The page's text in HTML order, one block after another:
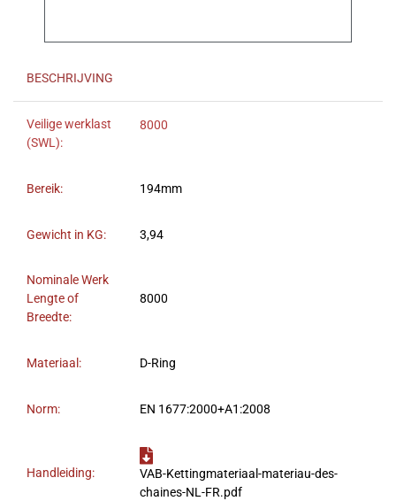
BESCHRIJVING
Veilige werklast
(SWL):
8000
Bereik: 194mm
Gewicht in KG: 3,94
Nominale Werk
Lengte of
Breedte:
8000
Materiaal: D-Ring
Norm: EN 1677:2000+A1:2008
Handleiding:
VAB-Kettingmateriaal-materiau-des-
chaines-NL-FR.pdf